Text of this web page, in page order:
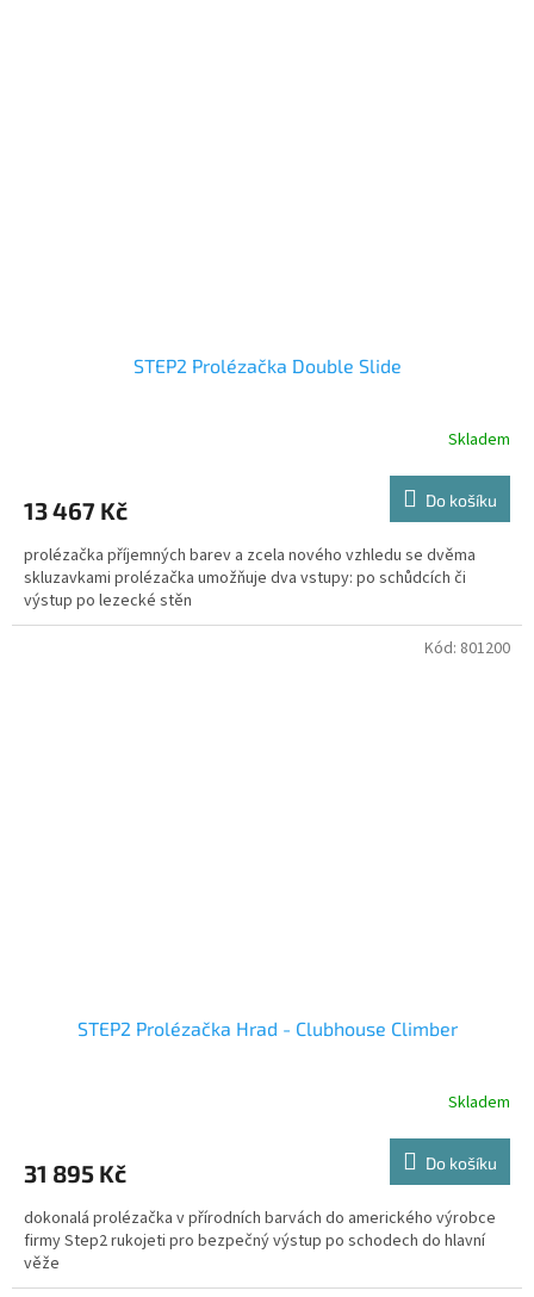
STEP2 Prolézačka Double Slide
Skladem
13 467 Kč Do košíku
prolézačka příjemných barev a zcela nového vzhledu se dvěma
skluzavkami prolézačka umožňuje dva vstupy: po schůdcích či
výstup po lezecké stěn
STEP2 Prolézačka Hrad - Clubhouse Climber
Skladem
31 895 Kč Do košíku
dokonalá prolézačka v přírodních barvách do amerického výrobce
firmy Step2 rukojeti pro bezpečný výstup po schodech do hlavní
věže
Kód: 801200